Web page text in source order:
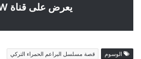
يعرض على قناة NOW.
الوسوم
قصة مسلسل البراعم الحمراء التركي